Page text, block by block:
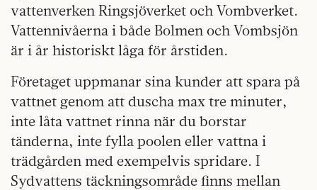
vattenverken Ringsjöverket och Vombverket.
Vattennivåerna i både Bolmen och Vombsjön
är i år historiskt låga för årstiden.
Företaget uppmanar sina kunder att spara på
vattnet genom att duscha max tre minuter,
inte låta vattnet rinna när du borstar
tänderna, inte fylla poolen eller vattna i
trädgården med exempelvis spridare. I
Sydvattens täckningsområde finns mellan